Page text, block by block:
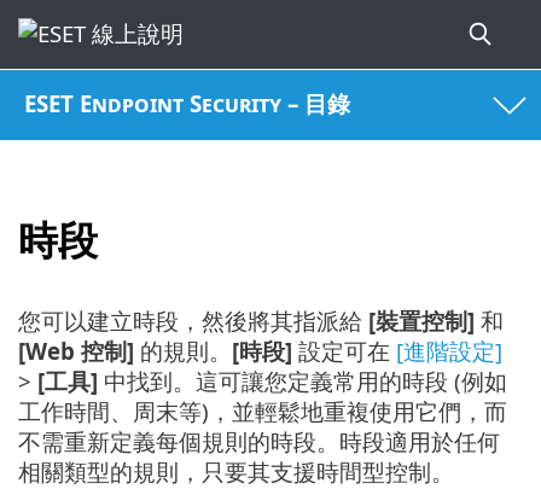
ESET Endpoint Security – 目錄
時段
您可以建立時段，然後將其指派給 [裝置控制] 和
[Web 控制] 的規則。 [時段] 設定可在 [進階設定]
> [工具] 中找到。這可讓您定義常用的時段 (例如
工作時間、周末等)，並輕鬆地重複使用它們，而
不需重新定義每個規則的時段。時段適用於任何
相關類型的規則，只要其支援時間型控制。